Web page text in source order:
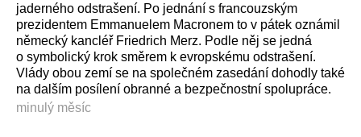
jaderného odstrašení. Po jednání s francouzským
prezidentem Emmanuelem Macronem to v pátek oznámil
německý kancléř Friedrich Merz. Podle něj se jedná
o symbolický krok směrem k evropskému odstrašení.
Vlády obou zemí se na společném zasedání dohodly také
na dalším posílení obranné a bezpečnostní spolupráce.
minulý měsíc